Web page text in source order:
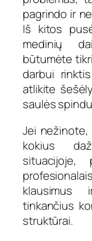
pagrindo ir
Iš kitos
medinių
būtumėte
darbui
atlikite
saulės
Jei
kokius
klausimus
tinkančius
struktūrai.